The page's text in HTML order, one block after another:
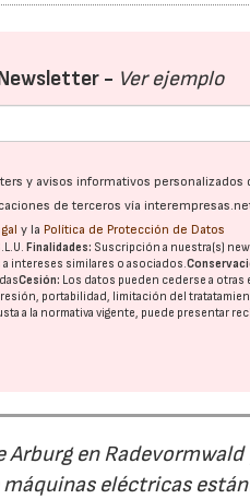
- Ver ejemplo
y avisos informativos personalizados
de terceros vía
y la Política de Protección de Datos
Finalidades: Suscripción a nuestra(s)
intereses similares o asociados.
Cesión: Los datos pueden cederse a otras
portabilidad, limitación del
a la normativa vigente, puede presentar
en
eléctricas